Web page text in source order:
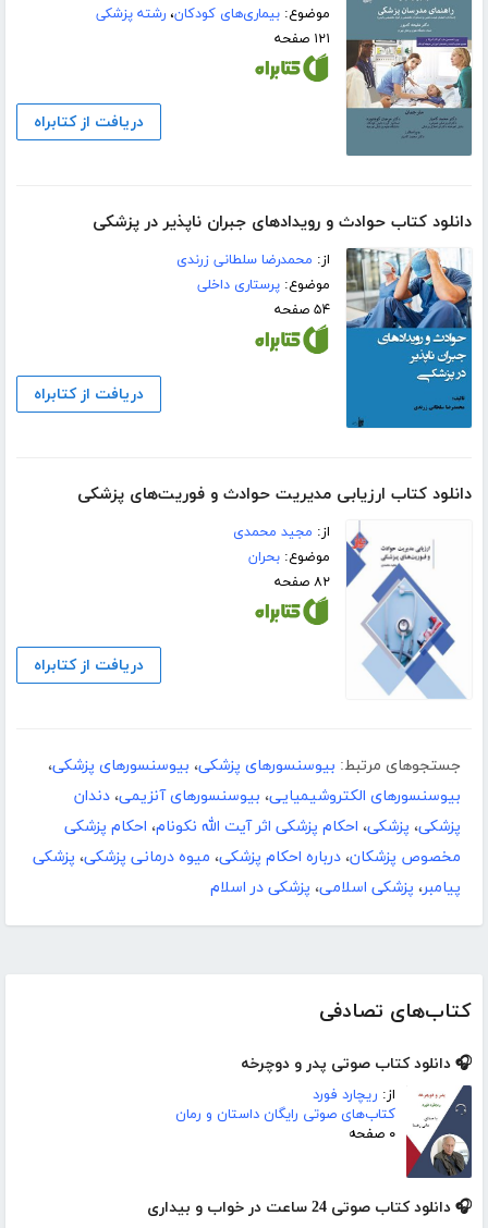
کتاب‌های تصادفی
🎧 دانلود کتاب صوتی پدر و دوچرخه
از: ریچارد فورد
کتاب‌های صوتی رایگان داستان و رمان
۰ صفحه
🎧 دانلود کتاب صوتی 24 ساعت در خواب و بیداری
موضوع:بیماری‌های کودکان،رشته پزشکی
۱۲۱ صفحه
دریافت از کتابراه
دانلود کتاب حوادث و رویدادهای جبران ناپذیر در پزشکی
از: محمدرضا سلطانی زرندی
موضوع:پرستاری داخلی
۵۴ صفحه
دریافت از کتابراه
دانلود کتاب ارزیابی مدیریت حوادث و فوریت‌های پزشکی
از: مجید محمدی
موضوع:بحران
۸۲ صفحه
دریافت از کتابراه
جستجوهای مرتبط: بیوسنسورهای پزشکی، بیوسنسورهای پزشکی،
بیوسنسورهای الکتروشیمیایی، بیوسنسورهای آنزیمی، دندان
پزشکی، پزشکی، احکام پزشکی اثر آیت الله نکونام، احکام پزشکی
مخصوص پزشکان، درباره احکام پزشکی، میوه درمانی پزشکی، پزشکی
پیامبر، پزشکی اسلامی، پزشکی در اسلام